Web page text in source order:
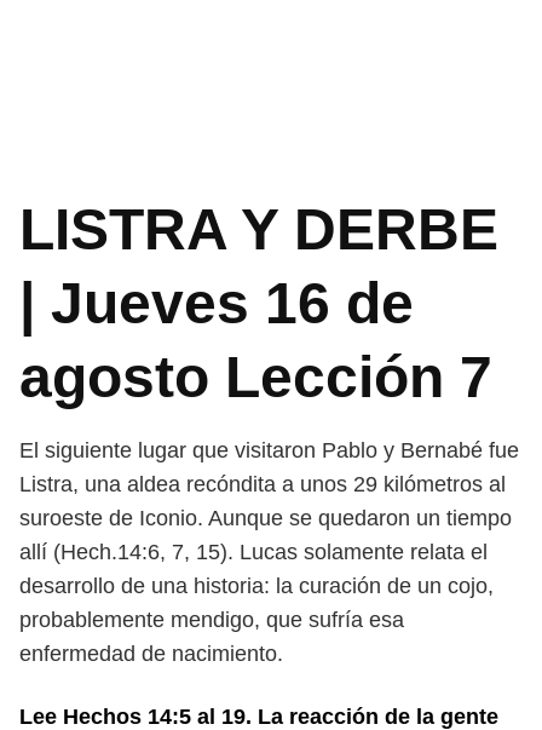
LISTRA Y DERBE
| Jueves 16 de
agosto Lección 7
El siguiente lugar que visitaron Pablo y Bernabé fue
Listra, una aldea recóndita a unos 29 kilómetros al
suroeste de Iconio. Aunque se quedaron un tiempo
allí (Hech.14:6, 7, 15). Lucas solamente relata el
desarrollo de una historia: la curación de un cojo,
probablemente mendigo, que sufría esa
enfermedad de nacimiento.
Lee Hechos 14:5 al 19. La reacción de la gente